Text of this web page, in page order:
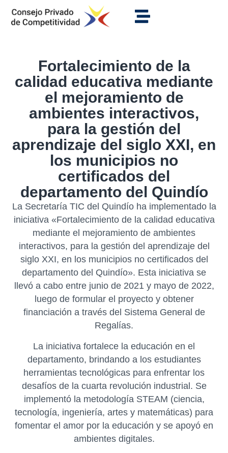
Fortalecimiento de la
calidad educativa mediante
el mejoramiento de
ambientes interactivos,
para la gestión del
aprendizaje del siglo XXI, en
los municipios no
certificados del
departamento del Quindío
La Secretaría TIC del Quindío ha implementado la
iniciativa «Fortalecimiento de la calidad educativa
mediante el mejoramiento de ambientes
interactivos, para la gestión del aprendizaje del
siglo XXI, en los municipios no certificados del
departamento del Quindío». Esta iniciativa se
llevó a cabo entre junio de 2021 y mayo de 2022,
luego de formular el proyecto y obtener
financiación a través del Sistema General de
Regalías.
La iniciativa fortalece la educación en el
departamento, brindando a los estudiantes
herramientas tecnológicas para enfrentar los
desafíos de la cuarta revolución industrial. Se
implementó la metodología STEAM (ciencia,
tecnología, ingeniería, artes y matemáticas) para
fomentar el amor por la educación y se apoyó en
ambientes digitales.